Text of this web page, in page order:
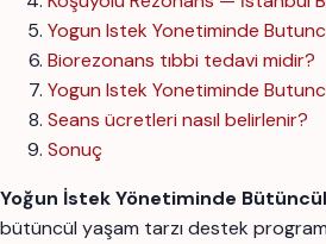
Yogun Istek Yonetiminde
Biorezonans tıbbi tedavi midir?
Yogun Istek Yonetiminde
Seans ücretleri nasıl belirlenir?
Sonuç
Yoğun İstek Yönetiminde Bütüncül
bütüncül yaşam tarzı destek